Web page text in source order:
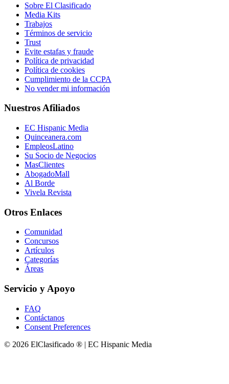
Sobre El Clasificado
Media Kits
Trabajos
Términos de servicio
Trust
Evite estafas y fraude
Política de privacidad
Política de cookies
Cumplimiento de la CCPA
No vender mi información
Nuestros Afiliados
EC Hispanic Media
Quinceanera.com
EmpleosLatino
Su Socio de Negocios
MasClientes
AbogadoMall
Al Borde
Vivela Revista
Otros Enlaces
Comunidad
Concursos
Artículos
Categorías
Áreas
Servicio y Apoyo
FAQ
Contáctanos
Consent Preferences
© 2026 ElClasificado ® | EC Hispanic Media